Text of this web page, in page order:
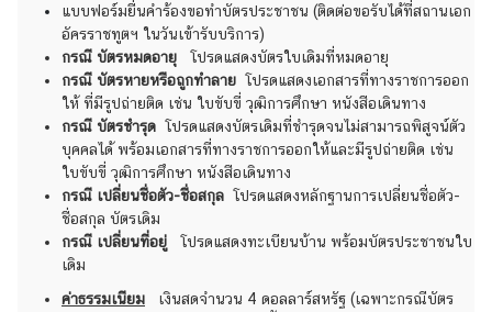
ก
ง
สุ
ล
น
ห
ยุ
ด
แบบฟอร์มยื่นคำร้องขอทำบัตรประชาชน (ติดต่อขอรับได้ที่สถานเอก
อัครราชทูตฯ ในวันเข้ารับบริการ)
กรณี บัตรหมดอายุ โปรดแสดงบัตรใบเดิมที่หมดอายุ
กรณี บัตรหายหรือถูกทำลาย โปรดแสดงเอกสารที่ทางราชการออก
ให้ ที่มีรูปถ่ายติด เช่น ใบขับขี่ วุฒิการศึกษา หนังสือเดินทาง
กรณี บัตรชำรุด โปรดแสดงบัตรเดิมที่ชำรุดจนไม่สามารถพิสูจน์ตัว
บุคคลได้ พร้อมเอกสารที่ทางราชการออกให้และมีรูปถ่ายติด เช่น
ใบขับขี่ วุฒิการศึกษา หนังสือเดินทาง
กรณี เปลี่ยนชื่อตัว-ชื่อสกุล โปรดแสดงหลักฐานการเปลี่ยนชื่อตัว-
ชื่อสกุล บัตรเดิม
กรณี เปลี่ยนที่อยู่ โปรดแสดงทะเบียนบ้าน พร้อมบัตรประชาชนใบ
เดิม
ค่าธรรมเนียม เงินสดจำนวน 4 ดอลลาร์สหรัฐ (เฉพาะกรณีบัตร